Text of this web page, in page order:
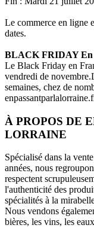
Le commerce en ligne
dates.
BLACK FRIDAY
Le Black Friday en
vendredi de
semaines, chez de
À PROPOS DE
LORRAINE
Spécialisé dans la
années, nous
respectent
l'authenticité des
spécialités à la
Nous vendons
bières, les vins, les